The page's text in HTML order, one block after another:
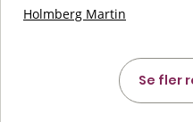
Holmberg Martin
Se fler